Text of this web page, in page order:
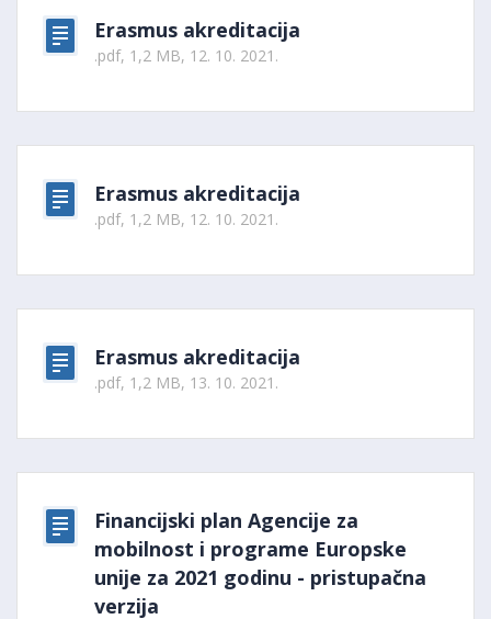
Erasmus akreditacija
.pdf, 1,2 MB, 12. 10. 2021.
Erasmus akreditacija
.pdf, 1,2 MB, 12. 10. 2021.
Erasmus akreditacija
.pdf, 1,2 MB, 13. 10. 2021.
Financijski plan Agencije za
mobilnost i programe Europske
unije za 2021 godinu - pristupačna
verzija